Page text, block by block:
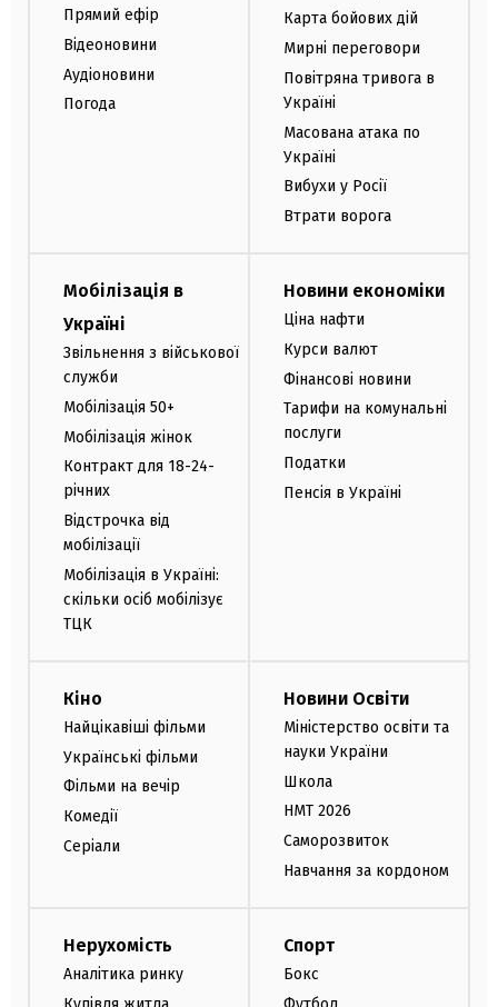
Прямий ефір
Відеоновини
Аудіоновини
Погода
Карта бойових дій
Мирні переговори
Повітряна тривога в
Україні
Масована атака по
Україні
Вибухи у Росії
Втрати ворога
Мобілізація в
Україні
Звільнення з військової
служби
Мобілізація 50+
Мобілізація жінок
Контракт для 18-24-
річних
Відстрочка від
мобілізації
Мобілізація в Україні:
скільки осіб мобілізує
ТЦК
Новини економіки
Ціна нафти
Курси валют
Фінансові новини
Тарифи на комунальні
послуги
Податки
Пенсія в Україні
Кіно
Найцікавіші фільми
Українські фільми
Фільми на вечір
Комедії
Серіали
Новини Освіти
Міністерство освіти та
науки України
Школа
НМТ 2026
Саморозвиток
Навчання за кордоном
Нерухомість
Аналітика ринку
Спорт
Бокс